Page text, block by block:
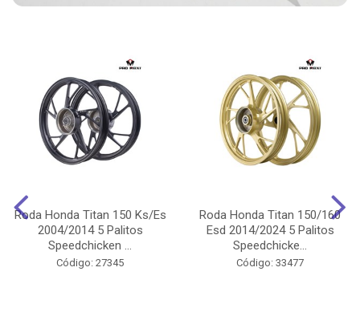
Roda Honda Titan 150 Ks/Es
2004/2014 5 Palitos
Speedchicken ...
Código: 27345
Roda Honda Titan 150/160
Esd 2014/2024 5 Palitos
Speedchicke...
Código: 33477